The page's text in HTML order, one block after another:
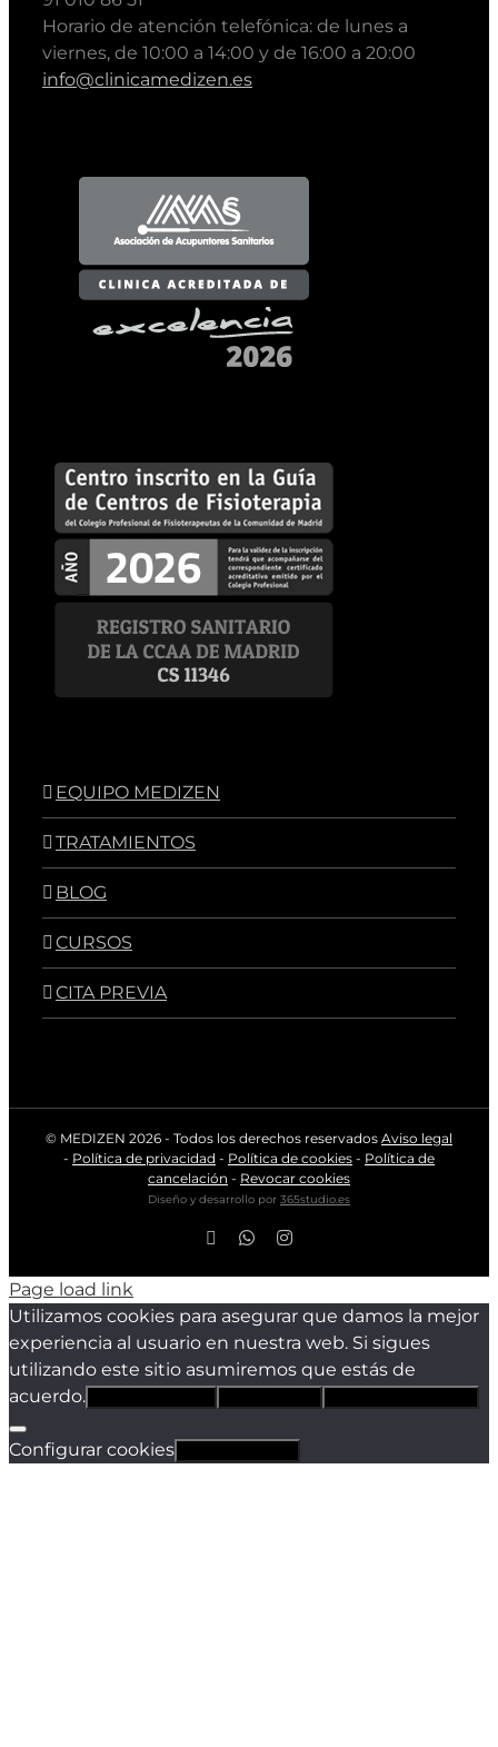
Horario de atención telefónica: de lunes a
viernes, de 10:00 a 14:00 y de 16:00 a 20:00
info@clinicamedizen.es
EQUIPO MEDIZEN
TRATAMIENTOS
BLOG
CURSOS
CITA PREVIA
© MEDIZEN 2026 - Todos los derechos reservados Aviso legal
- Política de privacidad - Política de cookies - Política de
cancelación - Revocar cookies
Diseño y desarrollo por 365studio.es
FacebookWhatsAppInstagram
Page load link
Utilizamos cookies para asegurar que damos la mejor
experiencia al usuario en nuestra web. Si sigues
utilizando este sitio asumiremos que estás de
acuerdo.
Configurar cookies